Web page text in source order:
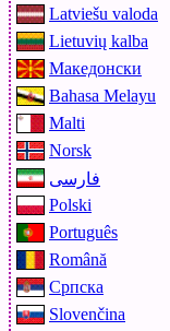
Latviešu valoda
Lietuvių kalba
Македонски
Bahasa Melayu
Malti
Norsk
فارسی
Polski
Português
Română
Српска
Slovenčina